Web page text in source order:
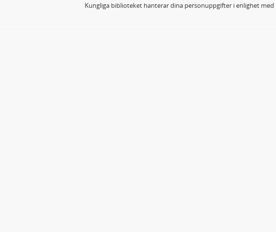
Kungliga biblioteket hanterar dina personuppgifter i enlighet med